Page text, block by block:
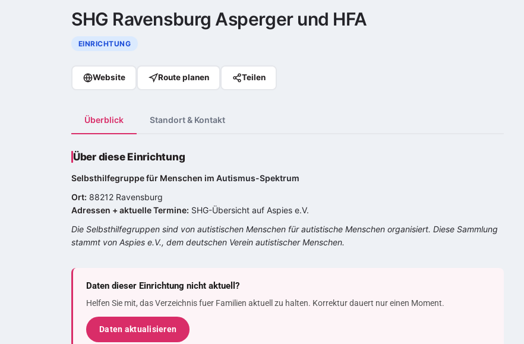
SHG Ravensburg Asperger und HFA
EINRICHTUNG
Website Route planen Teilen
Überblick Standort & Kontakt
Über diese Einrichtung
Selbsthilfegruppe für Menschen im Autismus-Spektrum
Ort: 88212 Ravensburg
Adressen + aktuelle Termine: SHG-Übersicht auf Aspies e.V.
Die Selbsthilfegruppen sind von autistischen Menschen für autistische Menschen organisiert. Diese Sammlung
stammt von Aspies e.V., dem deutschen Verein autistischer Menschen.
Daten dieser Einrichtung nicht aktuell?
Helfen Sie mit, das Verzeichnis fuer Familien aktuell zu halten. Korrektur dauert nur einen Moment.
Daten aktualisieren